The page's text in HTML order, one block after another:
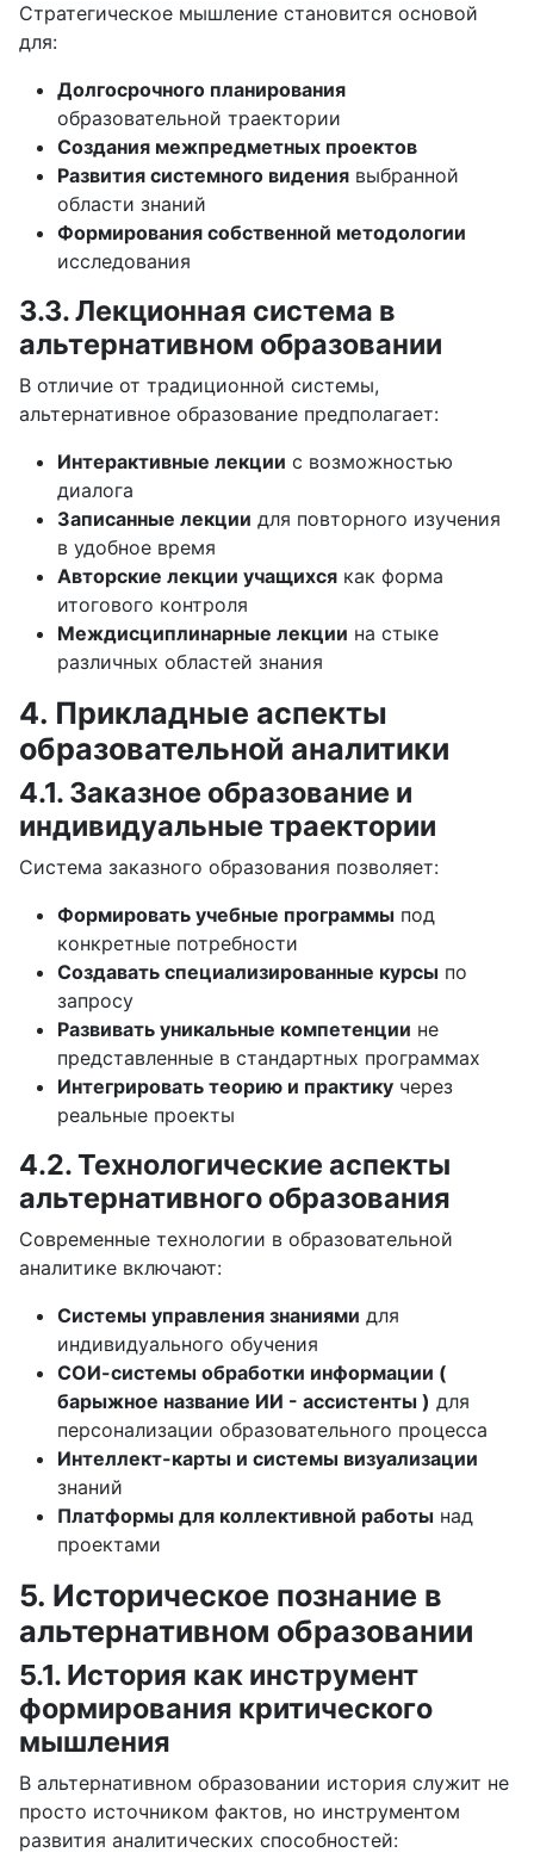
Стратегическое мышление становится основой
для:
Долгосрочного планирования
образовательной траектории
Создания межпредметных проектов
Развития системного видения выбранной
области знаний
Формирования собственной методологии
исследования
3.3. Лекционная система в
альтернативном образовании
В отличие от традиционной системы,
альтернативное образование предполагает:
Интерактивные лекции с возможностью
диалога
Записанные лекции для повторного изучения
в удобное время
Авторские лекции учащихся как форма
итогового контроля
Междисциплинарные лекции на стыке
различных областей знания
4. Прикладные аспекты
образовательной аналитики
4.1. Заказное образование и
индивидуальные траектории
Система заказного образования позволяет:
Формировать учебные программы под
конкретные потребности
Создавать специализированные курсы по
запросу
Развивать уникальные компетенции не
представленные в стандартных программах
Интегрировать теорию и практику через
реальные проекты
4.2. Технологические аспекты
альтернативного образования
Современные технологии в образовательной
аналитике включают:
Системы управления знаниями для
индивидуального обучения
СОИ-системы обработки информации (
барыжное название ИИ - ассистенты ) для
персонализации образовательного процесса
Интеллект-карты и системы визуализации
знаний
Платформы для коллективной работы над
проектами
5. Историческое познание в
альтернативном образовании
5.1. История как инструмент
формирования критического
мышления
В альтернативном образовании история служит не
просто источником фактов, но инструментом
развития аналитических способностей: